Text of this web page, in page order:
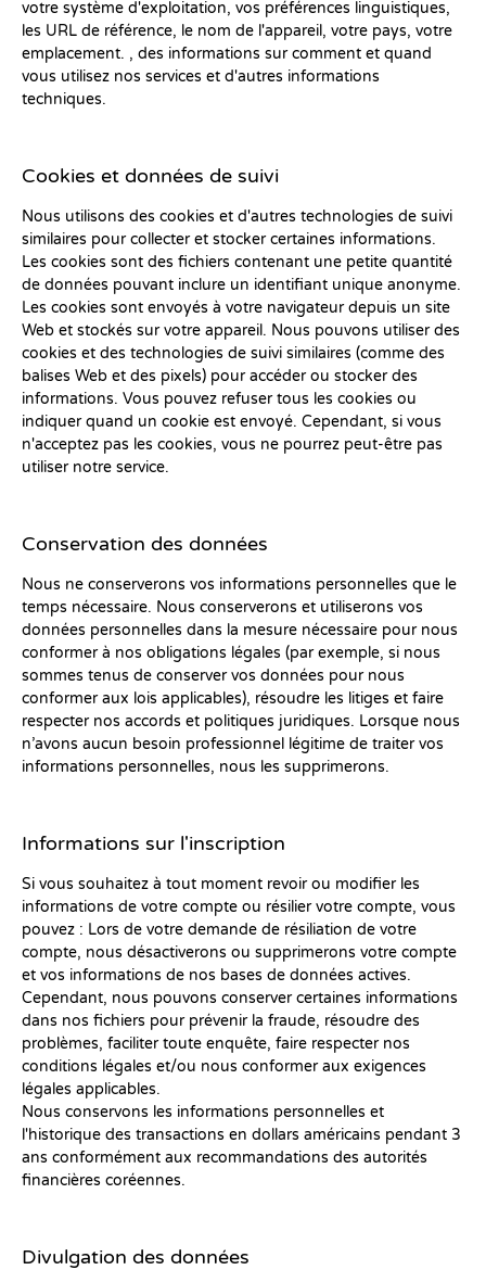
votre système d'exploitation, vos préférences linguistiques,
les URL de référence, le nom de l'appareil, votre pays, votre
emplacement. , des informations sur comment et quand
vous utilisez nos services et d'autres informations
techniques.
Cookies et données de suivi
Nous utilisons des cookies et d'autres technologies de suivi
similaires pour collecter et stocker certaines informations.
Les cookies sont des fichiers contenant une petite quantité
de données pouvant inclure un identifiant unique anonyme.
Les cookies sont envoyés à votre navigateur depuis un site
Web et stockés sur votre appareil. Nous pouvons utiliser des
cookies et des technologies de suivi similaires (comme des
balises Web et des pixels) pour accéder ou stocker des
informations. Vous pouvez refuser tous les cookies ou
indiquer quand un cookie est envoyé. Cependant, si vous
n'acceptez pas les cookies, vous ne pourrez peut-être pas
utiliser notre service.
Conservation des données
Nous ne conserverons vos informations personnelles que le
temps nécessaire. Nous conserverons et utiliserons vos
données personnelles dans la mesure nécessaire pour nous
conformer à nos obligations légales (par exemple, si nous
sommes tenus de conserver vos données pour nous
conformer aux lois applicables), résoudre les litiges et faire
respecter nos accords et politiques juridiques. Lorsque nous
n’avons aucun besoin professionnel légitime de traiter vos
informations personnelles, nous les supprimerons.
Informations sur l'inscription
Si vous souhaitez à tout moment revoir ou modifier les
informations de votre compte ou résilier votre compte, vous
pouvez : Lors de votre demande de résiliation de votre
compte, nous désactiverons ou supprimerons votre compte
et vos informations de nos bases de données actives.
Cependant, nous pouvons conserver certaines informations
dans nos fichiers pour prévenir la fraude, résoudre des
problèmes, faciliter toute enquête, faire respecter nos
conditions légales et/ou nous conformer aux exigences
légales applicables.
Nous conservons les informations personnelles et
l'historique des transactions en dollars américains pendant 3
ans conformément aux recommandations des autorités
financières coréennes.
Divulgation des données